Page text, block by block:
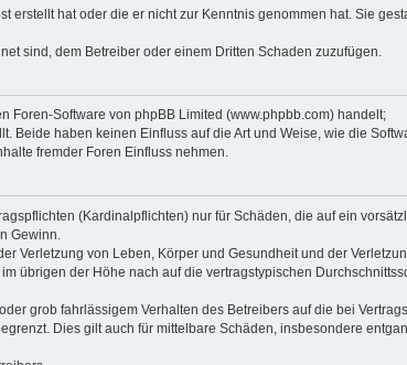
erstellt hat oder die er nicht zur Kenntnis genommen hat. Sie
sind, dem Betreiber oder einem Dritten Schaden zuzufügen.
Foren-Software von phpBB Limited (www.phpbb.com) handelt;
Beide haben keinen Einfluss auf die Art und Weise, wie die
fremder Foren Einfluss nehmen.
(Kardinalpflichten) nur für Schäden, die auf ein
Gewinn.
Verletzung von Leben, Körper und Gesundheit und der
übrigen der Höhe nach auf die vertragstypischen
grob fahrlässigem Verhalten des Betreibers auf die bei
Dies gilt auch für mittelbare Schäden, insbesondere